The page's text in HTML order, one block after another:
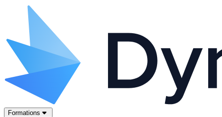
Formations